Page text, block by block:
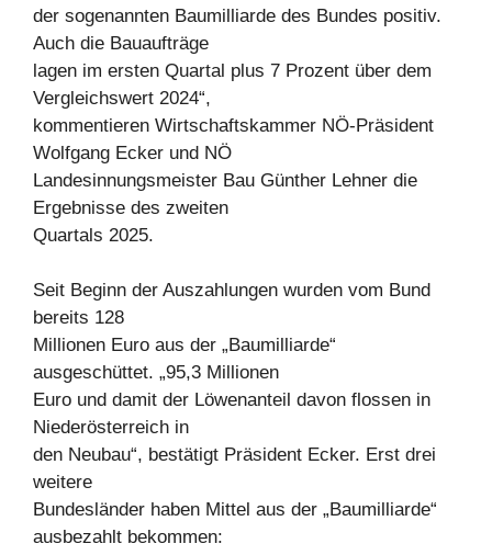
der sogenannten Baumilliarde des Bundes positiv.
Auch die Bauaufträge
lagen im ersten Quartal plus 7 Prozent über dem
Vergleichswert 2024“,
kommentieren Wirtschaftskammer NÖ-Präsident
Wolfgang Ecker und NÖ
Landesinnungsmeister Bau Günther Lehner die
Ergebnisse des zweiten
Quartals 2025.
Seit Beginn der Auszahlungen wurden vom Bund
bereits 128
Millionen Euro aus der „Baumilliarde“
ausgeschüttet. „95,3 Millionen
Euro und damit der Löwenanteil davon flossen in
Niederösterreich in
den Neubau“, bestätigt Präsident Ecker. Erst drei
weitere
Bundesländer haben Mittel aus der „Baumilliarde“
ausbezahlt bekommen: